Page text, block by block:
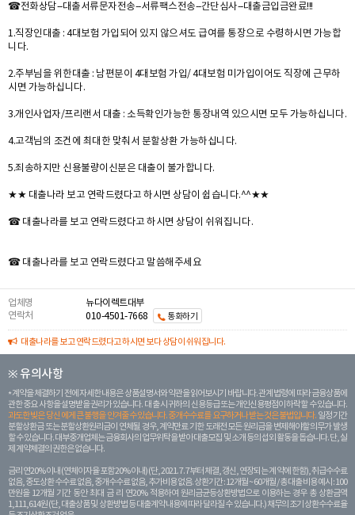
☎전화상담--대출서류문자전송--서류팩스전송--간단심사--대출금입금완료!!!
1.직장인대출 : 4대보험 가입되어 있지 않으셔도 급여를 통장으로 수령하시면 가능합
니다.
2.주부님을 위한대출 : 남편분이 4대보험 가입/ 4대보험 미가입이어도 직장에 근무하
시면 가능하십니다.
3.개인사업자/프리랜서 대출 : 소득확인가능한 통장내역 있으시면 모두 가능하십니다.
4.고객님의 조건에 최대한 맞춰서 분할상환 가능하십니다.
5.죄송하지만 신용불량이신분은 대출이 불가합니다.
★★ 대출나라 보고 연락드렸다고 하시면 상담이 쉽습니다.^^★★
☎ 대출나라를 보고 연락드렸다고 하시면 상담이 쉬워집니다.
☎ 대출나라를 보고 연락드렸다고 말씀해주세요
업체명
뉴다이렉트대부
연락처
010-4501-7668 통화하기
대출나라를 보고 연락드렸다고 하시면 보다 상담이 쉬워집니다.
※ 유의사항
계약을 체결하기 전에 자세한 내용은 상품설명서와 약관을 읽어보시기 바랍니다. 관계 법령에 따라 금융상품에
관한 중요 사항을 설명받을 권리가 있습니다. 대 출 시 귀하의 신용등급 또는 개인신용평점이 하락할 수 있습니다.
과도한 빚은 당신 에게 큰 불행을 안겨줄 수 있습니다. 중개수수료를 요구하거나 받는 것은 불법입니다. 일정 기간
분할상환금 또는 분할상환원리금이 연체될 경우, 계약만료 기한 도래전 모든 원리금을 변제해야할 의무가 발생
할 수 있습니다. 대부중개업체는 금융회사의 업무위탁을 받아 대출모집 및 소개 등의 섭외 활동을 돕습니다. 단, 실
제 계약체결의 권한은 없습니다.
금리 연20% 이내 (연체이자율 포함 20% 이내) (단, 2021. 7. 7부터 체결, 갱신, 연장되는 계 약에 한함), 취급수수료
없음, 중도상환 수수료 없음, 중개수수료 없음, 추가비용 없음. 상환기간 : 12개월 ~ 60개월 / 총 대출 비용 예시 : 100
만원을 12개월 기간 동안 최대 금 리 연20% 적용하여 원리금균등상환방법으로 이용하는 경우 총 상환금액
1,111,614원 (단, 대출상품 및 상환방법 등 대출계약 내용에 따라 달라질 수 있습니다.) 채무의 조기 상환수수료율